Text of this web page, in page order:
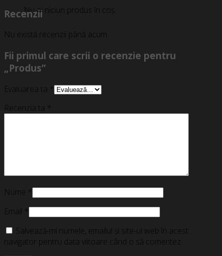
Nu ai niciun produs în coș.
Recenzii
Nu există recenzii până acum.
Fii primul care scrii o recenzie pentru
„Produs”
Evaluarea ta *
Recenzia ta *
Nume *
Email *
Salvează-mi numele, emailul și site-ul web în acest
navigator pentru data viitoare când o să comentez.